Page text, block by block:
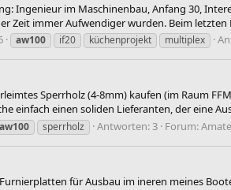
Ingenieur im Maschinenbau, Anfang 30,
Zeit immer Aufwendiger wurden. Beim
aw100 if20 küchenprojekt multiplex
Sperrholz (4-8mm) kaufen (im Raum
einfach einen soliden Lieferanten, der eine
aw100 sperrholz Antworten: 3 Forum:
für Ausbau im ineren meines